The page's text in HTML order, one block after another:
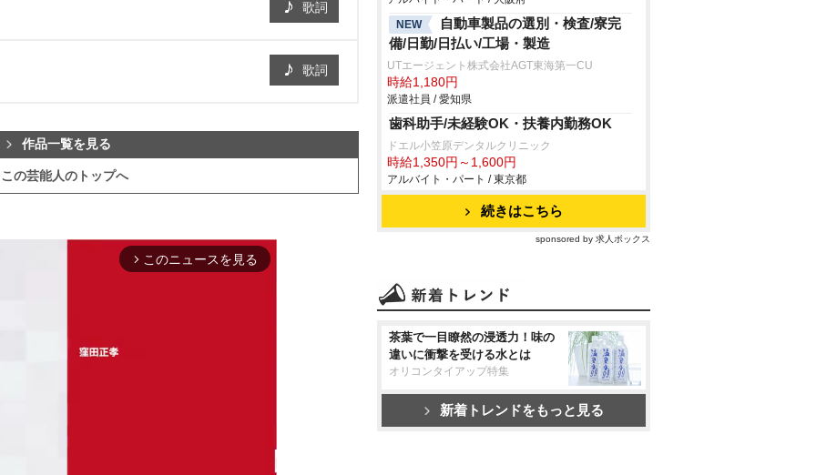
歌詞
歌詞
作品一覧を見る
この芸能人のトップへ
arrow_forward_ios このニュースを見る
NEW
自動車製品の選別・検査/寮完
備/日勤/日払い/工場・製造
UTエージェント株式会社AGT東海第一CU
時給1,180円
派遣社員 / 愛知県
歯科助手/未経験OK・扶養内勤務OK
ドエル小笠原デンタルクリニック
時給1,350円～1,600円
アルバイト・パート / 東京都
続きはこちら
sponsored by 求人ボックス
茶葉で一目瞭然の浸透力！味の
違いに衝撃を受ける水とは
オリコンタイアップ特集
新着トレンドをもっと見る